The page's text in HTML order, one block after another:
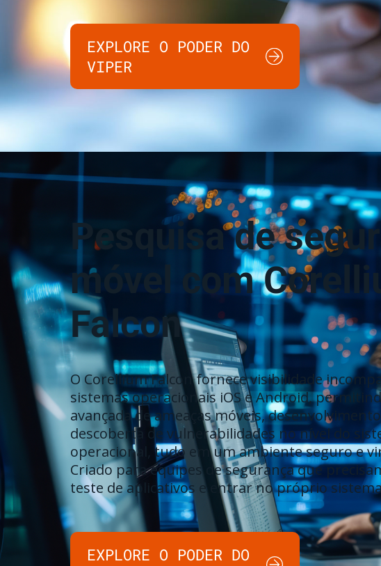
EXPLORE O PODER DO
VIPER
Pesquisa de
móvel com
Falcon
O Corellium Falcon fornece visibilidade
sistemas operacionais iOS e Android,
avançada de ameaças móveis,
descoberta de vulnerabilidades no nível do
operacional, tudo em um ambiente seguro e
Criado para equipes de segurança que
teste de aplicativos e entrar no próprio
EXPLORE O PODER DO